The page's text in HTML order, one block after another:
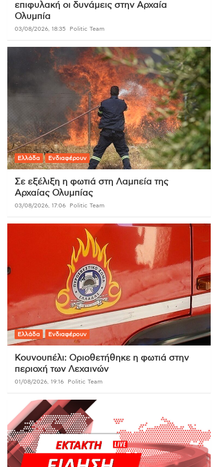
επιφυλακή οι δυνάμεις στην Αρχαία
Ολυμπία
03/08/2026, 18:35 Politic Team
Ελλάδα Ενδιαφέρουν
Σε εξέλιξη η φωτιά στη Λαμπεία της
Αρχαίας Ολυμπίας
03/08/2026, 17:06 Politic Team
Ελλάδα Ενδιαφέρουν
Κουνουπέλι: Οριοθετήθηκε η φωτιά στην
περιοχή των Λεχαινών
01/08/2026, 19:16 Politic Team